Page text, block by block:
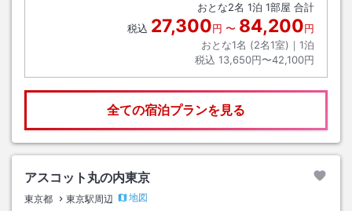
おとな2名 1泊 1部屋 合計
税込 27,300円 〜 84,200円
おとな1名 (2名1室)｜ 1泊
税込 13,650円〜42,100円
全ての宿泊プランを見る
アスコット丸の内東京
東京都 東京駅周辺
地図